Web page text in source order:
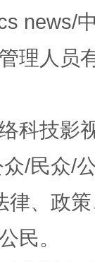
news/
理人员
科技影
/民众/
律、政
民。